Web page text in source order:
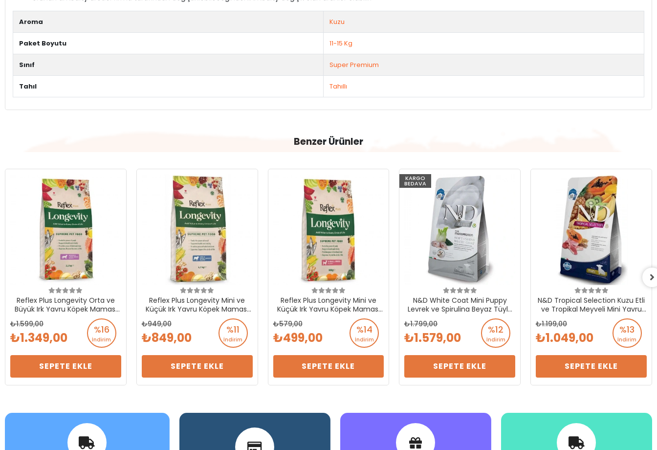
Aroma Kuzu
Paket Boyutu 11-15 Kg
Sınıf Super Premium
Tahıl Tahıllı
Benzer Ürünler
Reflex Plus Longevity Orta ve
Büyük Irk Yavru Köpek Maması
%16
İndirim
1.599,00
1.349,00
SEPETE EKLE
Reflex Plus Longevity Mini ve
Küçük Irk Yavru Köpek Maması
%11
İndirim
949,00
849,00
SEPETE EKLE
Reflex Plus Longevity Mini ve
Küçük Irk Yavru Köpek Maması
%14
İndirim
579,00
499,00
SEPETE EKLE
KARGO
BEDAVA
N&D White Coat Mini Puppy
Levrek ve Spirulina Beyaz Tüylü
Mini Irk Tahılsız Yavru Köpek
Maması 1.5 Kg %12
İndirim
1.799,00
1.579,00
SEPETE EKLE
N&D Tropical Selection Kuzu Etli
ve Tropikal Meyveli Mini Yavru
Köpek Maması 1.5 Kg
%13
İndirim
1.199,00
1.049,00
SEPETE EKLE